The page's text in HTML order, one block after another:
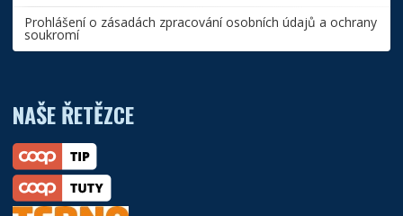
Prohlášení o zásadách zpracování osobních údajů a ochrany
soukromí
NAŠE ŘETĚZCE